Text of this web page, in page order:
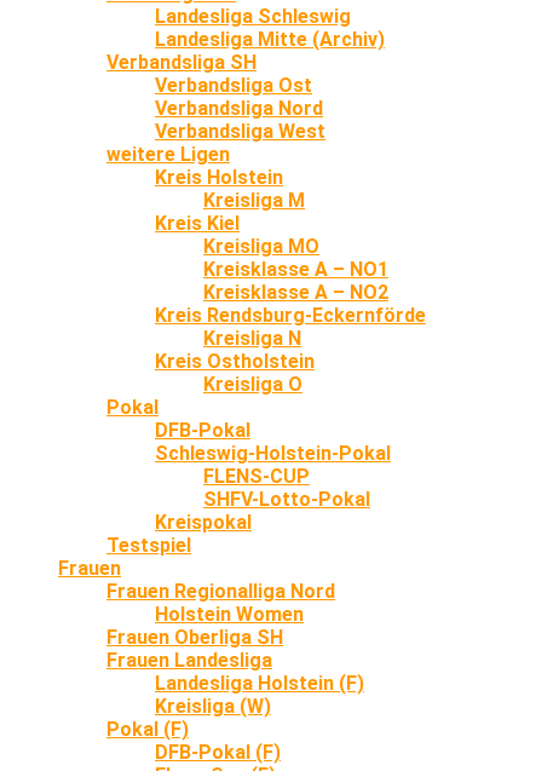
Landesliga Schleswig
Landesliga Mitte (Archiv)
Verbandsliga SH
Verbandsliga Ost
Verbandsliga Nord
Verbandsliga West
weitere Ligen
Kreis Holstein
Kreisliga M
Kreis Kiel
Kreisliga MO
Kreisklasse A – NO1
Kreisklasse A – NO2
Kreis Rendsburg-Eckernförde
Kreisliga N
Kreis Ostholstein
Kreisliga O
Pokal
DFB-Pokal
Schleswig-Holstein-Pokal
FLENS-CUP
SHFV-Lotto-Pokal
Kreispokal
Testspiel
Frauen
Frauen Regionalliga Nord
Holstein Women
Frauen Oberliga SH
Frauen Landesliga
Landesliga Holstein (F)
Kreisliga (W)
Pokal (F)
DFB-Pokal (F)